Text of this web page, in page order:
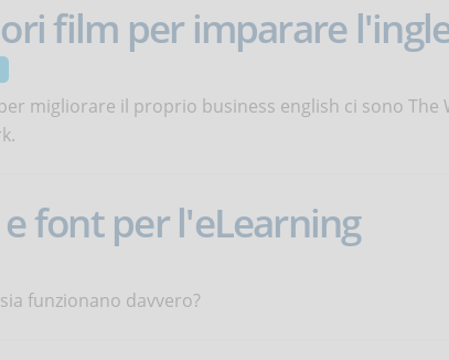
film per imparare
migliorare il proprio business english ci sono The
e font per l'eLearning
funzionano davvero?